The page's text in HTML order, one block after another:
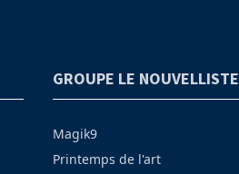
GROUPE LE NOUVELLISTE
Magik9
Printemps de l'art